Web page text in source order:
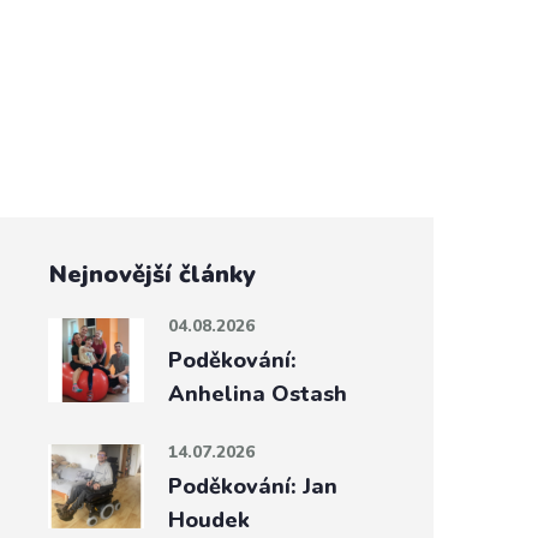
Nejnovější články
04.08.2026
Poděkování:
Anhelina Ostash
14.07.2026
Poděkování: Jan
Houdek